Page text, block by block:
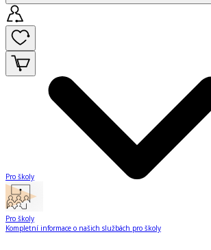
Pro školy
Pro školy
Kompletní informace o našich službách pro školy